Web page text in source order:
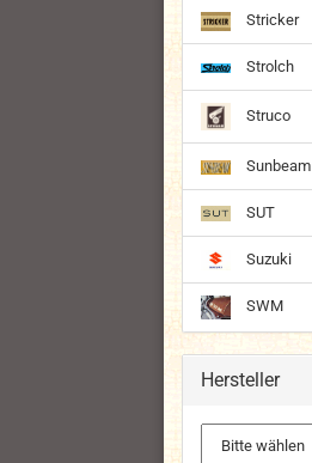
Stricker
Strolch
Struco
Sunbeam
SUT
Suzuki
SWM
Hersteller